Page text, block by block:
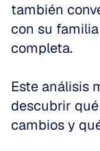
también
con su
completa.
Este análisis
descubrir
cambios y